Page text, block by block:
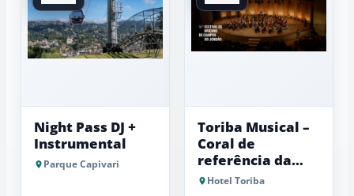
Night Pass DJ +
Instrumental
Parque Capivari
Toriba Musical –
Coral de
referência da
Fundação Lia
Hotel Toriba